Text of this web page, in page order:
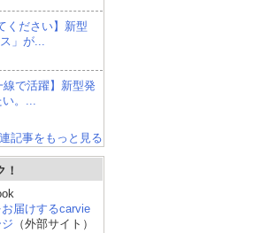
ください】新型
」が...
線で活躍】新型発
い。...
記事をもっと見る
届けするcarvie
（外部サイト）